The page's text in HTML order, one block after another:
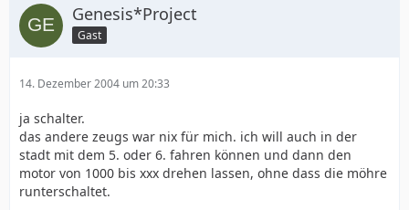
Genesis*Project
Gast
14. Dezember 2004 um 20:33
ja schalter.
das andere zeugs war nix für mich. ich will auch in der
stadt mit dem 5. oder 6. fahren können und dann den
motor von 1000 bis xxx drehen lassen, ohne dass die möhre
runterschaltet.